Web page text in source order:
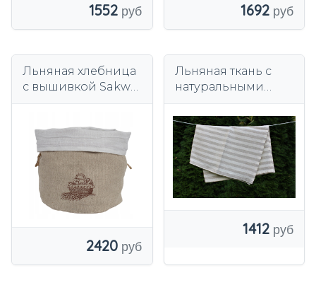
1552 1692
Льняная хлебница
с вышивкой Sakwa
2420
Льняная ткань с
натуральными
1412